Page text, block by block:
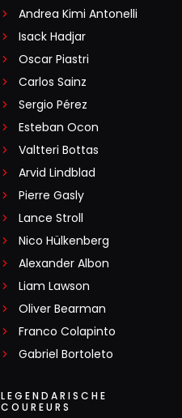
Andrea Kimi Antonelli
Isack Hadjar
Oscar Piastri
Carlos Sainz
Sergio Pérez
Esteban Ocon
Valtteri Bottas
Arvid Lindblad
Pierre Gasly
Lance Stroll
Nico Hülkenberg
Alexander Albon
Liam Lawson
Oliver Bearman
Franco Colapinto
Gabriel Bortoleto
LEGENDARISCHE
COUREURS